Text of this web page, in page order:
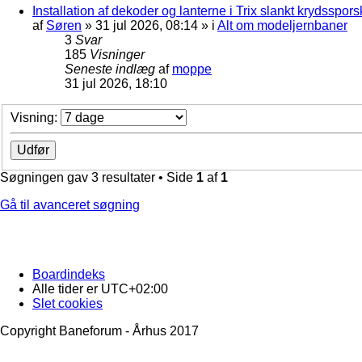
Installation af dekoder og lanterne i Trix slankt
af Søren » 31 jul 2026, 08:14 » i Alt om modeljernbaner
3 Svar
185 Visninger
Seneste indlæg af moppe
31 jul 2026, 18:10
Visning:
Søgningen gav 3 resultater • Side 1 af 1
Gå til avanceret søgning
Boardindeks
Alle tider er UTC+02:00
Slet cookies
Copyright Baneforum - Århus 2017